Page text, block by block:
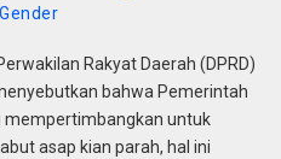
Rakyat Daerah (DPRD)
bahwa Pemerintah
mempertimbangkan untuk
asap kian parah, hal ini